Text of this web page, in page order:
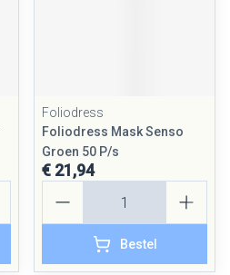
Foliodress
Foliodress Mask Senso
Groen 50 P/s
€ 21,94
Bestel